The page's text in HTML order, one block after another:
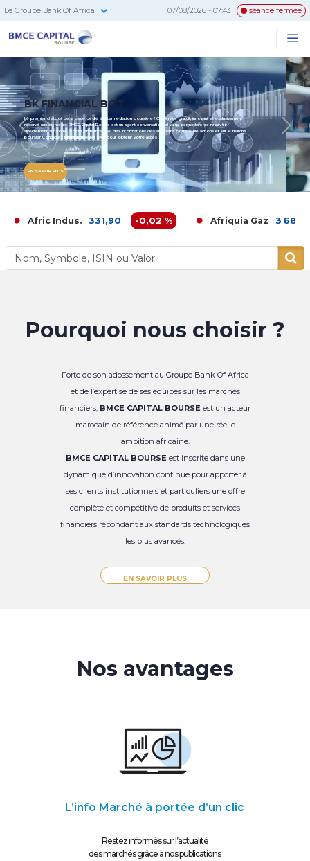
Le Groupe Bank Of Africa 07/08/2026 - 07:43 séance fermée
Bourse
EN SAVOIR PLUS
Previous
Indus. 331,90 -0,02 % Afriquia Gaz 3 686,00
Pourquoi nous choisir ?
Forte de son adossement au Groupe Bank Of Africa
et de l’expertise de ses équipes sur les marchés
financiers, BMCE CAPITAL BOURSE est un acteur
marocain de référence animé par une réelle
ambition africaine.
BMCE CAPITAL BOURSEest inscrite dans une
dynamique d’innovation continue pour apporter à
ses clients institutionnels et particuliers une offre
complète et compétitive de produits et services
financiers répondant aux standards technologiques
les plus avancés.
EN SAVOIR PLUS
Nos avantages
L’info Marché à portée d’un clic
Restez informés sur l’actualité
des marchés grâce à nos publications